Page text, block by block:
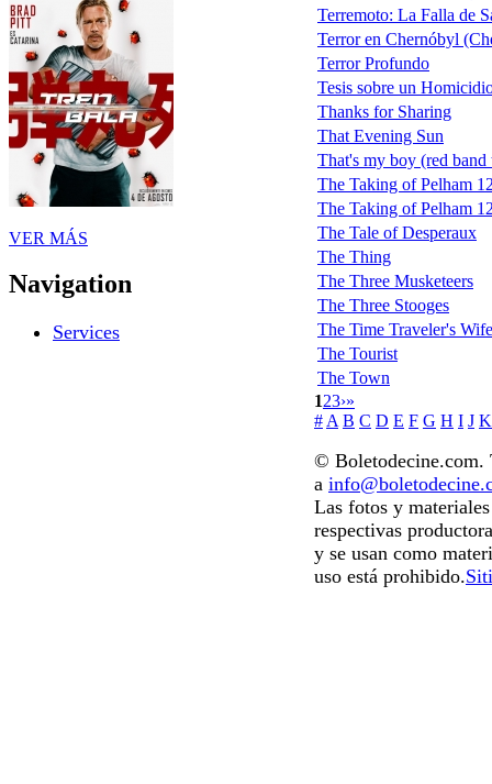
VER MÁS
Navigation
Services
Terremoto: La Falla de
Terror en Chernóbyl
Terror Profundo
Tesis sobre un
Thanks for Sharing
That Evening Sun
That's my boy (red band
The Taking of Pelham
The Taking of Pelham
The Tale of Desperaux
The Thing
The Three Musketeers
The Three Stooges
The Time Traveler's Wife
The Tourist
The Town
123›»
# A B C D E F G H I J K
© Boletodecine.com.
a
Las fotos y
respectivas
y se usan como
uso está prohibido.